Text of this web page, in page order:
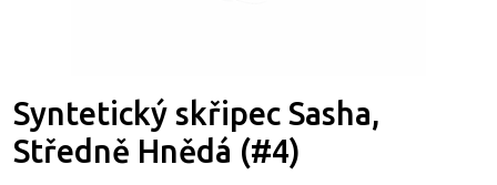
Syntetický skřipec Sasha,
Středně Hnědá (#4)